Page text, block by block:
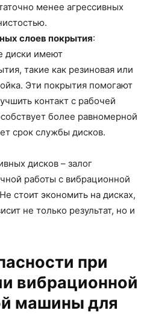
менее агрессивных
слоев покрытия:
диски имеют
такие как резиновая или
Эти покрытия помогают
контакт с рабочей
более равномерной
срок службы дисков.
дисков – залог
работы с вибрационной
стоит экономить на дисках,
не только результат, но и
при
вибрационной
машины для